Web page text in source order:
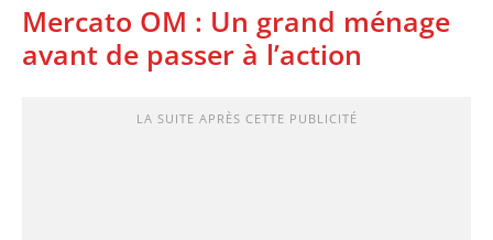
‎Mercato OM : Un grand ménage
avant de passer à l’action
LA SUITE APRÈS CETTE PUBLICITÉ